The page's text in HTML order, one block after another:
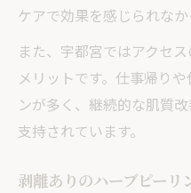
ケアで効果を感じられなか
また、宇都宮ではアクセ
メリットです。仕事帰り
ンが多く、継続的な肌質
支持されています。
剥離ありのハーブピーリ